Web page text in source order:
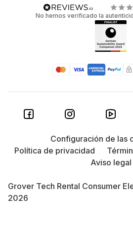
No hemos verificado la
Grover Tech Rental Consumer
2026
Configuración de las
Política de privacidad
Aviso legal